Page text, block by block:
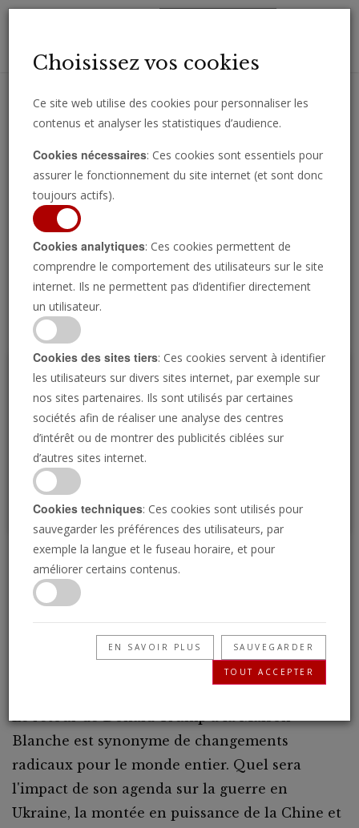
importantes directement par e-mail.
Regarder l’émission
P
La victoire de Trump
ébranle l’Asie et le
Moyen-Orient
Le retour de Donald Trump à la Maison
Blanche est synonyme de changements
radicaux pour le monde entier. Quel sera
l'impact de son agenda sur la guerre en
Ukraine, la montée en puissance de la Chine et
Choisissez vos cookies
Ce site web utilise des cookies pour personnaliser les
contenus et analyser les statistiques d’audience.
Cookies nécessaires: Ces cookies sont essentiels pour
assurer le fonctionnement du site internet (et sont donc
toujours actifs).
Cookies analytiques: Ces cookies permettent de
comprendre le comportement des utilisateurs sur le site
internet. Ils ne permettent pas d’identifier directement
un utilisateur.
Cookies des sites tiers: Ces cookies servent à identifier
les utilisateurs sur divers sites internet, par exemple sur
nos sites partenaires. Ils sont utilisés par certaines
sociétés afin de réaliser une analyse des centres
d’intérêt ou de montrer des publicités ciblées sur
d’autres sites internet.
Cookies techniques: Ces cookies sont utilisés pour
sauvegarder les préférences des utilisateurs, par
exemple la langue et le fuseau horaire, et pour
améliorer certains contenus.
EN SAVOIR PLUS SAUVEGARDER
TOUT ACCEPTER